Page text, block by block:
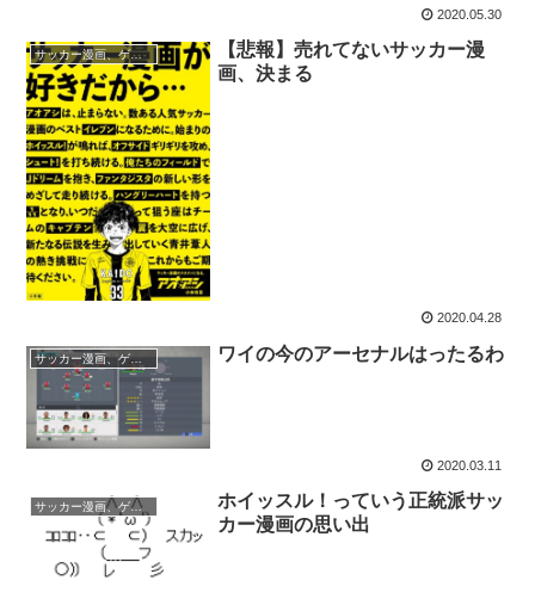
2020.05.30
サッカー漫画、ゲーム
【悲報】売れてないサッカー漫
画、決まる
2020.04.28
サッカー漫画、ゲーム ワイの今のアーセナルはったるわ
2020.03.11
サッカー漫画、ゲーム
ホイッスル！っていう正統派サッ
カー漫画の思い出